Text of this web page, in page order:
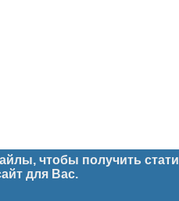
чтобы получить
для Вас.